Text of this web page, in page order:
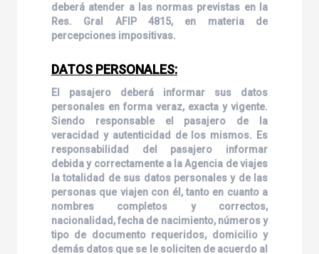
deberá atender a las normas previstas en la
Res. Gral AFIP 4815, en materia de
percepciones impositivas.
DATOS PERSONALES:
El pasajero deberá informar sus datos
personales en forma veraz, exacta y vigente.
Siendo responsable el pasajero de la
veracidad y autenticidad de los mismos. Es
responsabilidad del pasajero informar
debida y correctamente a la Agencia de viajes
la totalidad de sus datos personales y de las
personas que viajen con él, tanto en cuanto a
nombres completos y correctos,
nacionalidad, fecha de nacimiento, números y
tipo de documento requeridos, domicilio y
demás datos que se le soliciten de acuerdo al